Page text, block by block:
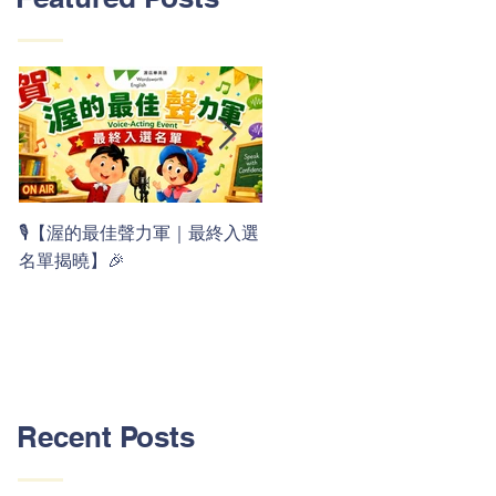
🎙️【渥的最佳聲力軍｜最終入選
名單揭曉】🎉
Recent Posts